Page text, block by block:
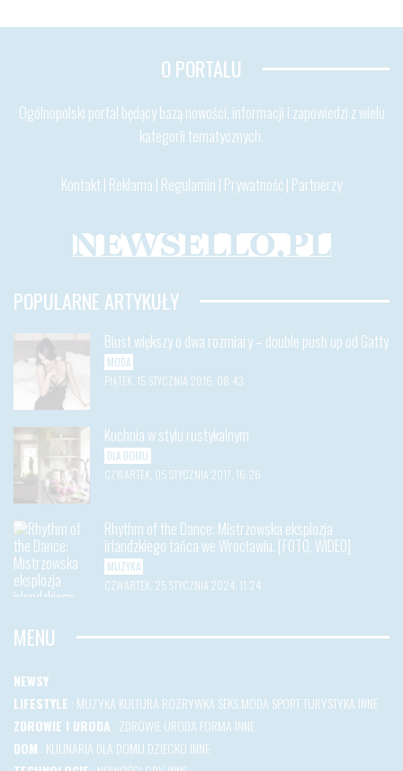
O PORTALU
Ogólnopolski portal będący bazą nowości, informacji i zapowiedzi z wielu
kategorii tematycznych.
Kontakt | Reklama | Regulamin | Prywatność| Partnerzy
POPULARNE ARTYKUŁY
Biust większy o dwa rozmiary – double push up od Gatty
MODA
PIĄTEK, 15 STYCZNIA 2016, 08:43
Kuchnia w stylu rustykalnym
DLA DOMU
CZWARTEK, 05 STYCZNIA 2017, 16:26
Rhythm of the Dance: Mistrzowska eksplozja
irlandzkiego tańca we Wrocławiu. [FOTO, WIDEO]
MUZYKA
CZWARTEK, 25 STYCZNIA 2024, 11:24
MENU
NEWSY
LIFESTYLE : MUZYKA KULTURA ROZRYWKA SEKSMODA SPORTTURYSTYKA INNE
ZDROWIE I URODA : ZDROWIEURODA FORMA INNE
DOM : KULINARIA DLA DOMU DZIECKO INNE